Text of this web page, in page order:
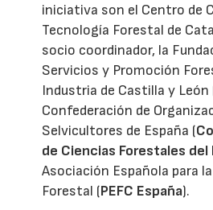
iniciativa son el Centro de
Tecnología Forestal de
socio coordinador, la
Servicios y Promoción
Industria de Castilla y León
Confederación de
Selvicultores de España (
de Ciencias Forestales del
Asociación Española para
Forestal (PEFC España).